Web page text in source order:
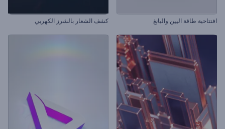
افتتاحية طاقة اليين واليانغ كشف الشعار بالشرز الكهربي